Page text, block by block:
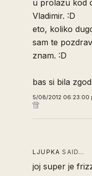
u prolazu kod
Vladimir. :D
eto, koliko
sam te
znam. :D
bas si bila
5/08/2012 06:23:00
LJUPKA SAID…
joj super je